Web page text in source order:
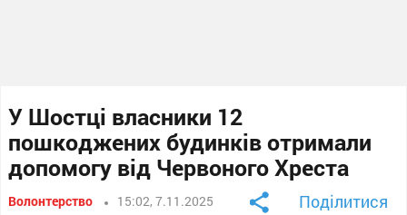
У Шостці власники 12
пошкоджених будинків отримали
допомогу від Червоного Хреста
Волонтерство 15:02, 7.11.2025 Поділитися